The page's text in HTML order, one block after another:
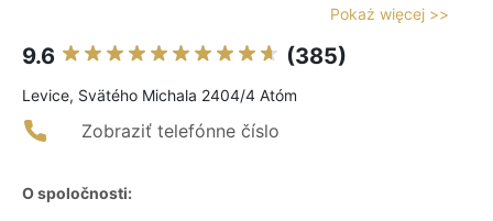
Pokaż więcej >>
9.6 (385)
Levice, Svätého Michala 2404/4 Atóm
Zobraziť telefónne číslo
O spoločnosti: